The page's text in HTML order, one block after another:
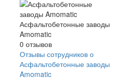
Асфальтобетонные заводы
Amomatic
0 отзывов
Отзывы сотрудников о
Асфальтобетонные заводы
Amomatic